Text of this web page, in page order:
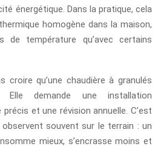
énergétique. Dans la pratique, cela
homogène dans la maison,
de température qu’avec certains
qu’une chaudière à granulés
demande une installation
et une révision annuelle. C’est
souvent sur le terrain : un
mieux, s’encrasse moins et